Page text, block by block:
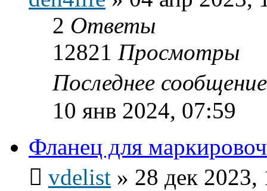
2 Ответы
12821 Просмотры
Последнее
10 янв 2024, 07:59
Фланец для
vdelist » 28 дек 2023,